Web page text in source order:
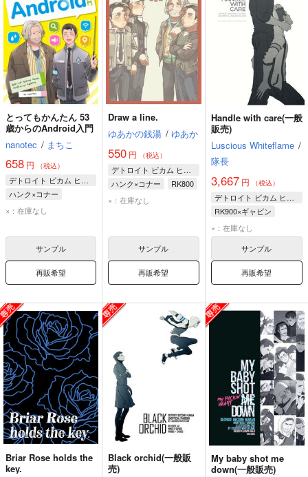
とってもかんたん 53
歳からのAndroid入門
nanotec / まちこ
658 円 （税込）
デトロイト ビカム ヒューマン
ハンク×コナー
ハンク・アンダーソン
ギャビン・リード
×：在庫なし
サンプル
再販希望
Draw a line.
ゆあかの銭湯 / ゆあか
550 円 （税込）
デトロイト ビカム ヒューマン
ハンク×コナー
RK800
ハンク・アンダーソン
×：在庫なし
サンプル
再販希望
Handle with care(一般
販売)
Luscious Whiteflame /
隊長
3,667円 （税込）
デトロイト ビカム ヒューマン
RK900×ギャビン
RK900
ギャビン・リード
×：在庫なし
サンプル
再販希望
Briar Rose holds the
key.
Black orchid(一般販
売)
My baby shot me
down(一般販売)